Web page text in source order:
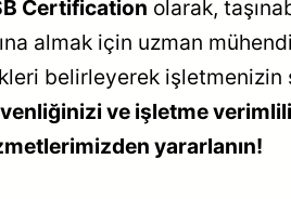
Certification olarak,
almak için uzman
belirleyerek işletmenizin
ve işletme
yararlanın!